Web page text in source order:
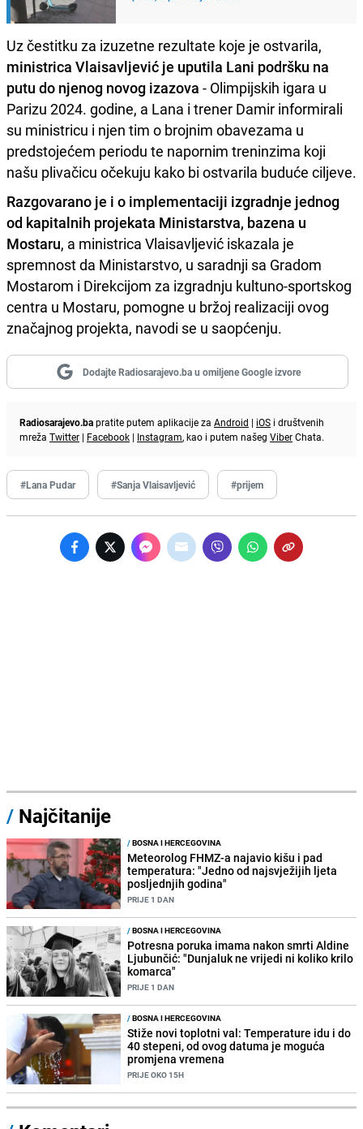
Uz čestitku za izuzetne rezultate koje je ostvarila,
ministrica Vlaisavljević je uputila Lani podršku na
putu do njenog novog izazova - Olimpijskih igara u
Parizu 2024. godine, a Lana i trener Damir informirali
su ministricu i njen tim o brojnim obavezama u
predstojećem periodu te napornim treninzima koji
našu plivačicu očekuju kako bi ostvarila buduće ciljeve.
Razgovarano je i o implementaciji izgradnje jednog
od kapitalnih projekata Ministarstva, bazena u
Mostaru, a ministrica Vlaisavljević iskazala je
spremnost da Ministarstvo, u saradnji sa Gradom
Mostarom i Direkcijom za izgradnju kultuno-sportskog
centra u Mostaru, pomogne u bržoj realizaciji ovog
značajnog projekta, navodi se u saopćenju.
Dodajte Radiosarajevo.ba u omiljene Google izvore
Radiosarajevo.bapratite putem aplikacije za Android | iOS i društvenih
mreža Twitter | Facebook | Instagram, kao i putem našeg ViberChata.
#Lana Pudar #Sanja Vlaisavljević #prijem
/ Najčitanije
/BOSNA I HERCEGOVINA
Meteorolog FHMZ-a najavio kišu i pad
temperatura: "Jedno od najsvježijih ljeta
posljednjih godina"
PRIJE 1 DAN
/BOSNA I HERCEGOVINA
Potresna poruka imama nakon smrti Aldine
Ljubunčić: "Dunjaluk ne vrijedi ni koliko krilo
komarca"
PRIJE 1 DAN
/BOSNA I HERCEGOVINA
Stiže novi toplotni val: Temperature idu i do
40 stepeni, od ovog datuma je moguća
promjena vremena
PRIJE OKO 15H